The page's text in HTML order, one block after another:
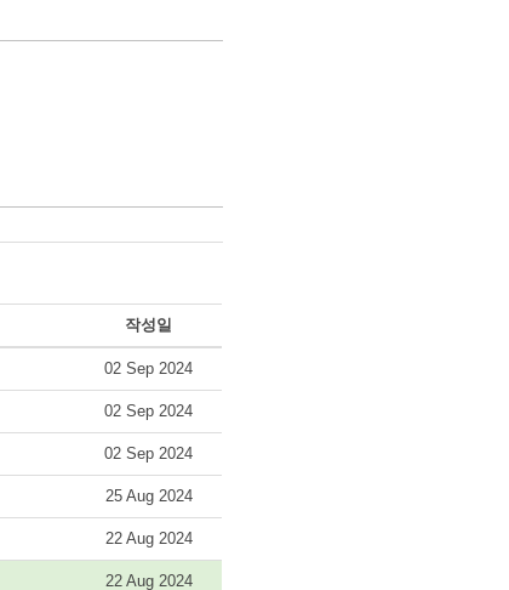
작성일
02 Sep 2024
02 Sep 2024
02 Sep 2024
25 Aug 2024
22 Aug 2024
22 Aug 2024